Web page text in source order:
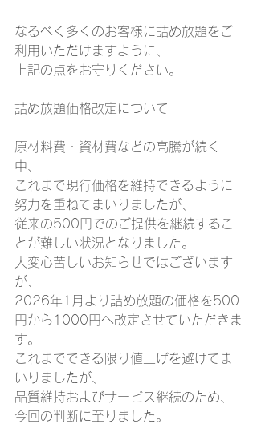
なるべく多くのお客様に詰め放題をご
利用いただけますように、
上記の点をお守りください。
詰め放題価格改定について
原材料費・資材費などの高騰が続く
中、
これまで現行価格を維持できるように
努力を重ねてまいりましたが、
従来の500円でのご提供を継続するこ
とが難しい状況となりました。
大変心苦しいお知らせではございます
が、
2026年1月より詰め放題の価格を500
円から1000円へ改定させていただきま
す。
これまでできる限り値上げを避けてま
いりましたが、
品質維持およびサービス継続のため、
今回の判断に至りました。